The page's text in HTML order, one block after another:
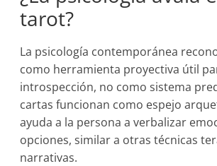
tarot?
La psicología contemporánea
como herramienta proyectiva útil
introspección, no como sistema
cartas funcionan como espejo
ayuda a la persona a verbalizar
opciones, similar a otras técnicas
narrativas.